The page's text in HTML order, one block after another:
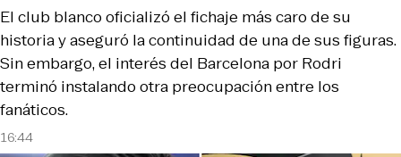
16:44
El club blanco oficializó el fichaje más caro de su
historia y aseguró la continuidad de una de sus figuras.
Sin embargo, el interés del Barcelona por Rodri
terminó instalando otra preocupación entre los
fanáticos.